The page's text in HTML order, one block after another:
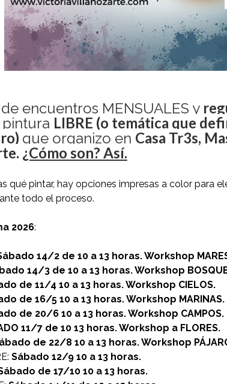
encuentros MENSUALES y
LIBRE (o temática que
que organizo en Casa Tr3s,
¿Cómo son? Así.
qué pintar, hay opciones impresas a color para
todo el proceso.
2026:
14/2 de 10 a 13 horas. Workshop
14/3 de 10 a 13 horas. Workshop
de 11/4 10 a 13 horas. Workshop CIELOS.
de 16/5 10 a 13 horas. Workshop MARINAS.
de 20/6 10 a 13 horas. Workshop CAMPOS.
11/7 de 10 13 horas. Workshop a FLORES.
de 22/8 10 a 13 horas. Workshop
Sábado 12/9 10 a 13 horas.
de 17/10 10 a 13 horas.